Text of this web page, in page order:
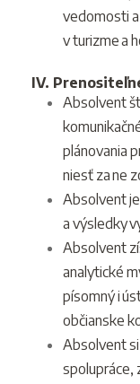
vedomosti
v turizme a
IV.
Absolvent
plánovania
niesť za ne
Absolvent
a výsledky
Absolvent
analytické
písomný i
občianske
Absolvent
spolupráce,